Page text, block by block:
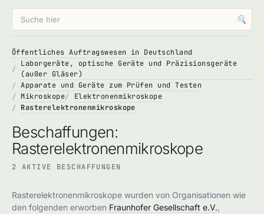
🔍
Öffentliches Auftragswesen in Deutschland
Laborgeräte, optische Geräte und Präzisionsgeräte
(außer Gläser)
Apparate und Geräte zum Prüfen und Testen
Mikroskope
Elektronenmikroskope
Rasterelektronenmikroskope
Beschaffungen:
Rasterelektronenmikroskope
2 AKTIVE BESCHAFFUNGEN
Rasterelektronenmikroskope wurden von Organisationen wie
den folgenden erworben Fraunhofer Gesellschaft e.V.